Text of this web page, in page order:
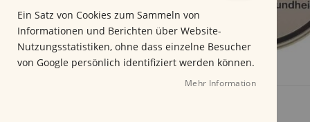
d
g
a
l
Ein Satz von Cookies zum Sammeln von
Informationen und Berichten über Website-
Nutzungsstatistiken, ohne dass einzelne Besucher
von Google persönlich identifiziert werden können.
Mehr Information